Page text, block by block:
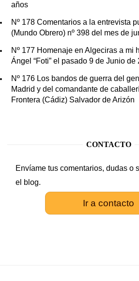
años
Nº 178 Comentarios a la entrevista
(Mundo Obrero) nº 398 del mes de
Nº 177 Homenaje en Algeciras a mi
Ángel “Foti” el pasado 9 de Junio de
Nº 176 Los bandos de guerra del
Madrid y del comandante de
Frontera (Cádiz) Salvador de Arizón
CONTACTO
Envíame tus comentarios, dudas o
el blog.
Ir a contacto